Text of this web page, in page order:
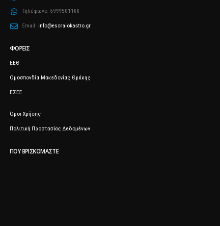
Τηλέφωνο: 6999501100
Email: info@esoraiokastro.gr
ΦΟΡΕΊΣ
ΕΕΘ
Ομοσπονδία Μακεδονίας Θράκης
ΕΣΕΕ
Όροι Χρήσης
Πολιτική Προστασίας Δεδομένων
ΠΟΥ ΒΡΙΣΚΌΜΑΣΤΕ